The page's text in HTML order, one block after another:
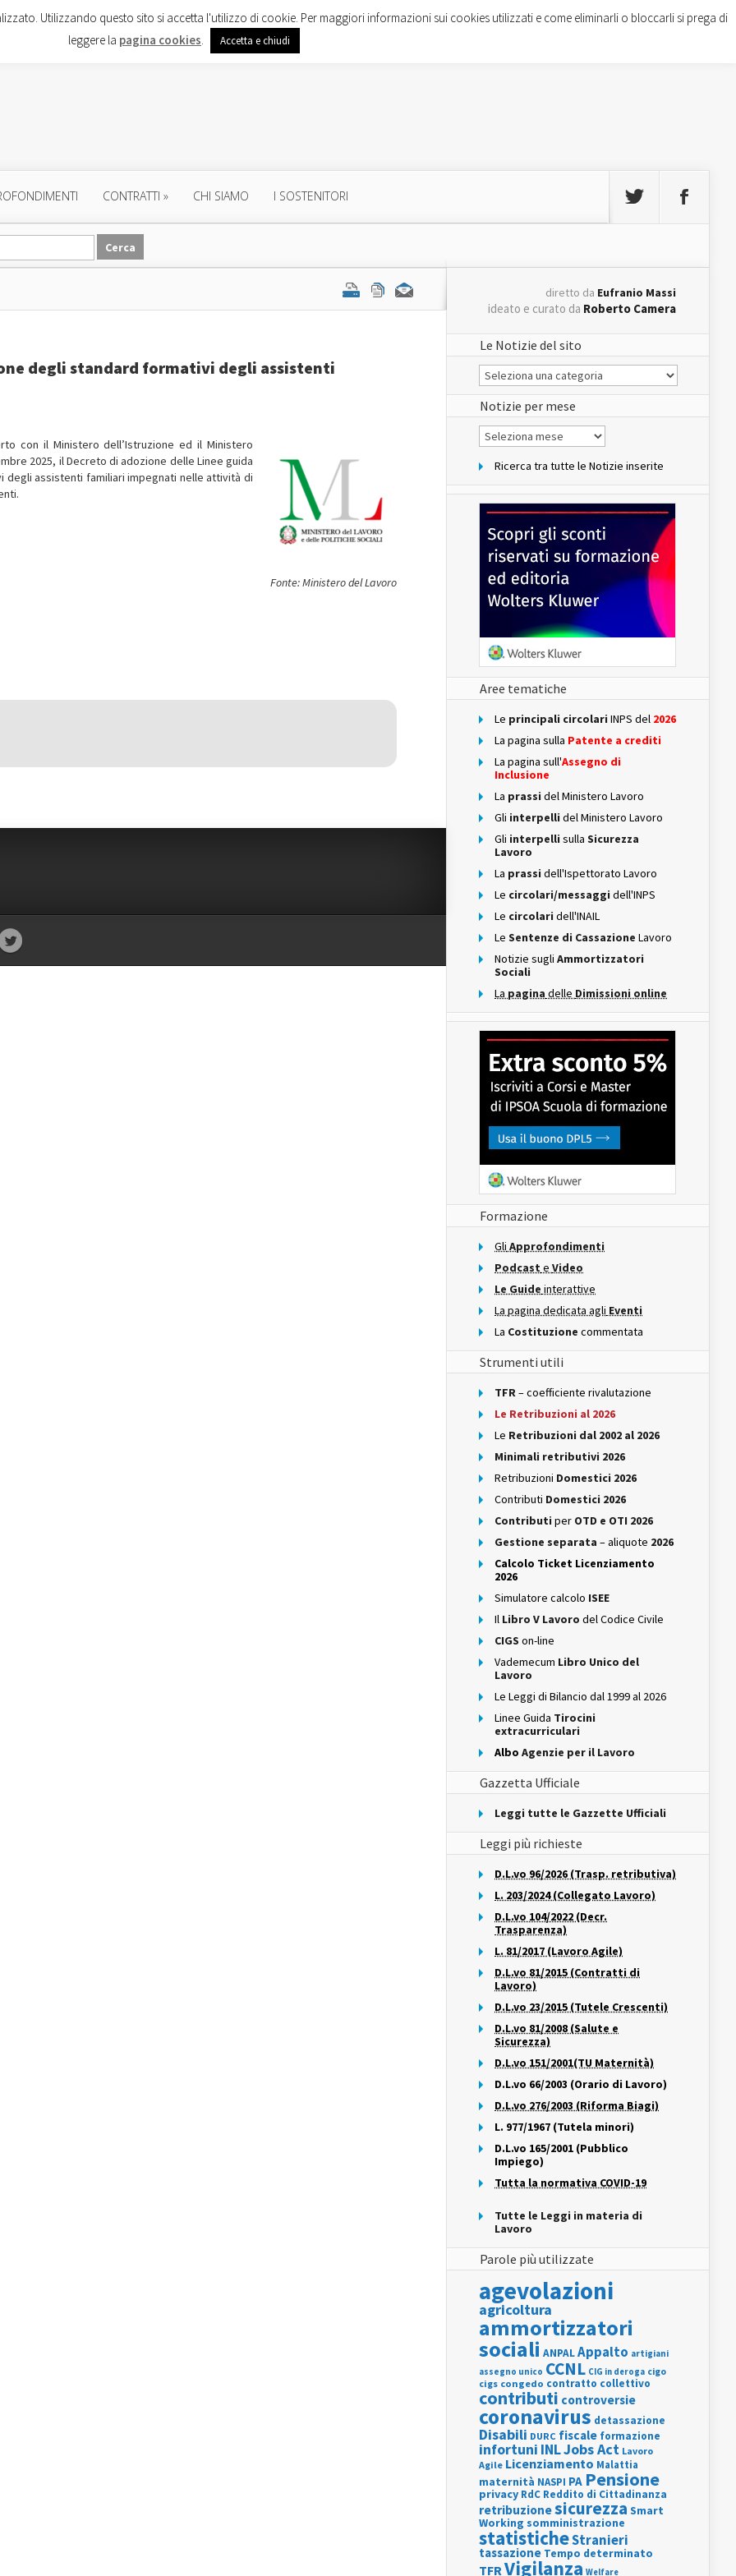
CONTRATTI » CHI SIAMO I SOSTENITORI
degli standard formativi degli assistenti
con il Ministero dell’Istruzione ed il Ministero
2025, il Decreto di adozione delle Linee guida
assistenti familiari impegnati nelle attività di
Fonte: Ministero del Lavoro
diretto da Eufranio Massi
ideato e curato da Roberto Camera
Le Notizie del sito
Le
Notizie
del
sito
Notizie per mese
Notizie
per
Ricerca tra tutte le Notizie inserite
Aree tematiche
Le principali circolari INPS del 2026
La pagina sulla Patente a crediti
La pagina sull'Assegno di
Inclusione
La prassi del Ministero Lavoro
Gli interpelli del Ministero Lavoro
Gli interpelli sulla Sicurezza
Lavoro
La prassi dell'Ispettorato Lavoro
Le circolari/messaggi dell'INPS
Le circolari dell'INAIL
Le Sentenze di Cassazione Lavoro
Notizie sugli Ammortizzatori
Sociali
La pagina delle Dimissioni online
Formazione
Gli Approfondimenti
Podcast e Video
Le Guide interattive
La pagina dedicata agli Eventi
La Costituzione commentata
Strumenti utili
TFR– coefficiente rivalutazione
Le Retribuzioni al 2026
Le Retribuzioni dal 2002 al 2026
Minimali retributivi 2026
Retribuzioni Domestici 2026
Contributi Domestici 2026
Contributi per OTD e OTI 2026
Gestione separata – aliquote 2026
Calcolo Ticket Licenziamento
2026
Simulatore calcolo ISEE
Il Libro V Lavoro del Codice Civile
CIGS on-line
Vademecum Libro Unico del
Lavoro
Le Leggi di Bilancio dal 1999 al 2026
Linee Guida Tirocini
extracurriculari
Albo Agenzie per il Lavoro
Gazzetta Ufficiale
Leggi tutte le Gazzette Ufficiali
Leggi più richieste
D.L.vo 96/2026 (Trasp. retributiva)
L. 203/2024 (Collegato Lavoro)
D.L.vo 104/2022 (Decr.
Trasparenza)
L. 81/2017 (Lavoro Agile)
D.L.vo 81/2015 (Contratti di
Lavoro)
D.L.vo 23/2015 (Tutele Crescenti)
D.L.vo 81/2008 (Salute e
Sicurezza)
D.L.vo 151/2001(TU Maternità)
D.L.vo 66/2003 (Orario di Lavoro)
D.L.vo 276/2003 (Riforma Biagi)
L. 977/1967 (Tutela minori)
D.L.vo 165/2001 (Pubblico
Impiego)
Tutta la normativa COVID-19
Tutte le Leggi in materia di
Lavoro
Parole più utilizzate
agevolazioni
agricoltura
ammortizzatori
sociali ANPALAppalto artigiani
assegno unico CCNL CIG in deroga cigo
cigs congedo contratto collettivo
contributi controversie
coronavirus detassazione
Disabili DURC fiscale formazione
infortuni INLJobs Act Lavoro
Agile Licenziamento Malattia
maternità NASPI PA Pensione
privacy RdC Reddito di Cittadinanza
retribuzionesicurezza Smart
Working somministrazione
statisticheStranieri
tassazione Tempo determinato
TFRVigilanza Welfare
Utilizzando questo sito si accetta l'utilizzo di cookie. Per maggiori informazioni sui cookies utilizzati e come eliminarli o bloccarli si prega di
leggere la pagina cookies. Accetta e chiudi